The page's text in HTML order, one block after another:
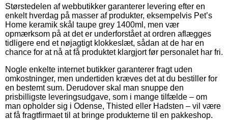
Størstedelen af webbutikker garanterer levering efter en
enkelt hverdag på masser af produkter, eksempelvis Pet’s
Home keramik skål taupe grey 1400ml, men vær
opmærksom på at det er underforstået at ordren aflægges
tidligere end et nøjagtigt klokkeslæt, sådan at de har en
chance for at nå at få produktet klargjort før personalet har fri.
Nogle enkelte internet butikker garanterer fragt uden
omkostninger, men undertiden kræves det at du bestiller for
en bestemt sum. Derudover skal man snuppe den
prisbilligste leveringsudgave, som i mange tilfælde – om
man opholder sig i Odense, Thisted eller Hadsten – vil være
at få fragtfirmaet til at bringe produkterne til en pakkeshop.